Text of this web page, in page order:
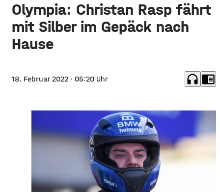
Olympia: Christan Rasp fährt
mit Silber im Gepäck nach
Hause
18. Februar 2022 · 05:20 Uhr headphones chrome_reader_mode